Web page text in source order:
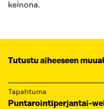
keinona.
Tutustu aiheeseen
Tapahtuma
Puntarointiperjantai-